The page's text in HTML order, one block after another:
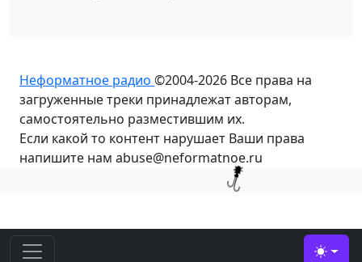
Неформатное радио ©2004-2026 Все права на
загруженные треки принадлежат авторам,
самостоятельно разместившим их.
Если какой то контент нарушает Ваши права
напишите нам abuse@neformatnoe.ru